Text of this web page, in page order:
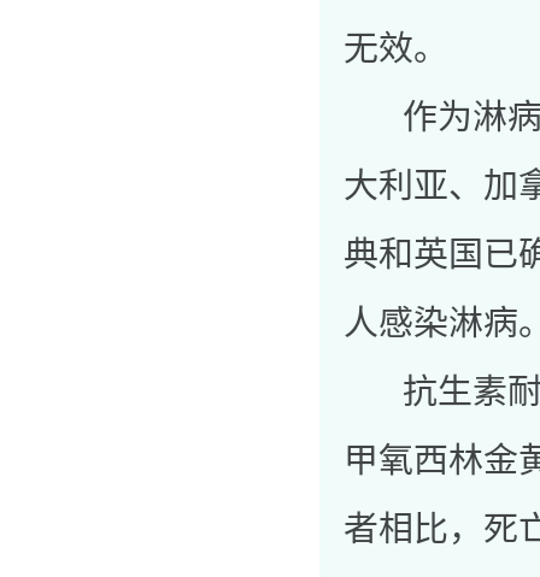
无效。
作为淋病
大利亚、加
典和英国已
人感染淋病
抗生素耐
甲氧西林金
者相比，死